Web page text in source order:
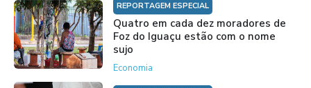
REPORTAGEM ESPECIAL
Quatro em cada dez moradores de
Foz do Iguaçu estão com o nome
sujo
Economia